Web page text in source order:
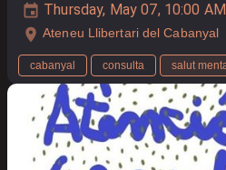
Thursday, May 07, 10:00
Ateneu Llibertari del Cabanyal
cabanyal consulta salut